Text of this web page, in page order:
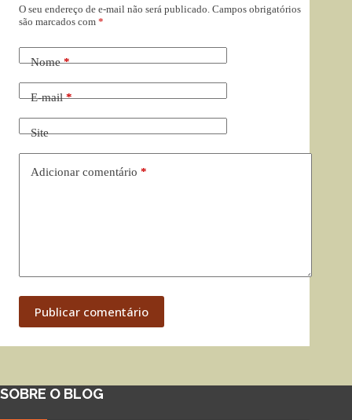
O seu endereço de e-mail não será publicado. Campos obrigatórios
são marcados com *
Nome*
E-mail*
Site
Adicionar comentário *
Publicar comentário
SOBRE O BLOG